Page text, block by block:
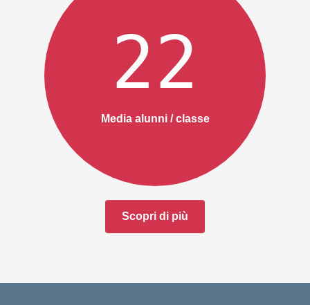
22
Media alunni / classe
Scopri di più